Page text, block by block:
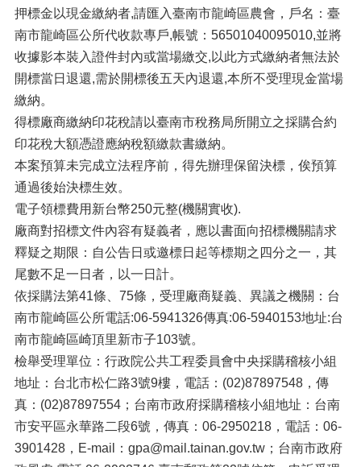
押標金以現金繳納者,請匯入臺南市龍崎區農會，戶名：臺
南市龍崎區公所代收款專戶,帳號：56501040095010,並將
收據影本裝入證件封內或當場繳交,以此方式繳納者無法於
開標當日退還,需於開標後五天內退還,本所不受理現金當場
繳納。
得標廠商繳納印花稅請以臺南市稅務局所開立之採購合約
印花稅大額憑證應納稅額繳款書繳納。
本案預算未完成立法程序前，得先辦理保留決標，俟預算
通過後始決標生效。
電子領標費用新台幣250元整(機關實收).
廠商對招標文件內容有疑義者，應以書面向招標機關請求
釋疑之期限：自公告日或邀標日起等標期之四分之一，其
尾數不足一日者，以一日計。
依採購法第41條、75條，受理廠商疑義、異議之機關：台
南市龍崎區公所電話:06-5941326傳真:06-5940153地址:台
南市龍崎區崎頂里新市子103號。
檢舉受理單位：行政院公共工程委員會中央採購稽核小組
地址：台北市松仁路3號9樓，電話：(02)87897548，傳
真：(02)87897554；台南市政府採購稽核小組地址：台南
市安平區永華路二段6號，傳真：06-2950218，電話：06-
3901428，E-mail：gpa@mail.tainan.gov.tw；台南市政府